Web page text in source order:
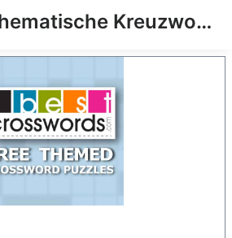
Kostenlose thematische Kreuzworträtsel